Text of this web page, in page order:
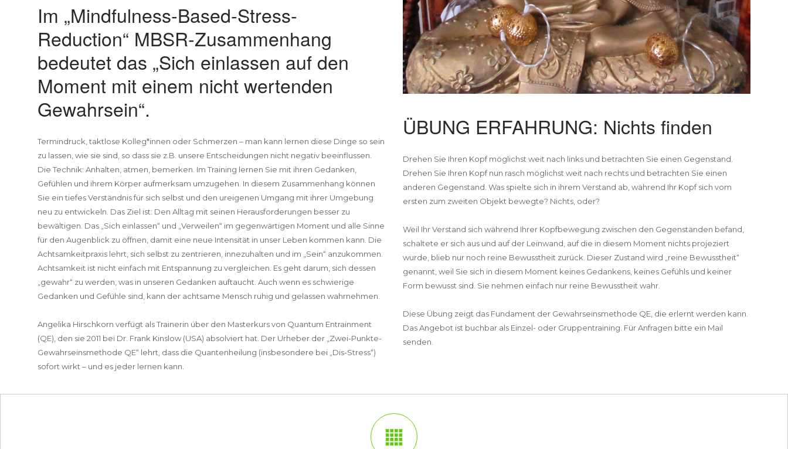
Im „Mindfulness-Based-Stress-
Reduction“ MBSR-Zusammenhang
bedeutet das „Sich einlassen auf den
Moment mit einem nicht wertenden
Gewahrsein“.
Termindruck, taktlose Kolleg*innen oder Schmerzen – man kann lernen diese Dinge so sein
zu lassen, wie sie sind, so dass sie z.B. unsere Entscheidungen nicht negativ beeinflussen.
Die Technik: Anhalten, atmen, bemerken. Im Training lernen Sie mit ihren Gedanken,
Gefühlen und ihrem Körper aufmerksam umzugehen. In diesem Zusammenhang können
Sie ein tiefes Verständnis für sich selbst und den ureigenen Umgang mit ihrer Umgebung
neu zu entwickeln. Das Ziel ist: Den Alltag mit seinen Herausforderungen besser zu
bewältigen. Das „Sich einlassen“ und „Verweilen“ im gegenwärtigen Moment und alle Sinne
für den Augenblick zu öffnen, damit eine neue Intensität in unser Leben kommen kann. Die
Achtsamkeitpraxis lehrt, sich selbst zu zentrieren, innezuhalten und im „Sein“ anzukommen.
Achtsamkeit ist nicht einfach mit Entspannung zu vergleichen. Es geht darum, sich dessen
„gewahr“ zu werden, was in unseren Gedanken auftaucht. Auch wenn es schwierige
Gedanken und Gefühle sind, kann der achtsame Mensch ruhig und gelassen wahrnehmen.
Angelika Hirschkorn verfügt als Trainerin über den Masterkurs von Quantum Entrainment
(QE), den sie 2011 bei Dr. Frank Kinslow (USA) absolviert hat. Der Urheber der „Zwei-Punkte-
Gewahrseinsmethode QE“ lehrt, dass die Quantenheilung (insbesondere bei „Dis-Stress“)
sofort wirkt – und es jeder lernen kann.
ÜBUNG ERFAHRUNG: Nichts finden
Drehen Sie Ihren Kopf möglichst weit nach links und betrachten Sie einen Gegenstand.
Drehen Sie Ihren Kopf nun rasch möglichst weit nach rechts und betrachten Sie einen
anderen Gegenstand. Was spielte sich in ihrem Verstand ab, während Ihr Kopf sich vom
ersten zum zweiten Objekt bewegte? Nichts, oder?
Weil Ihr Verstand sich während Ihrer Kopfbewegung zwischen den Gegenständen befand,
schaltete er sich aus und auf der Leinwand, auf die in diesem Moment nichts projeziert
wurde, blieb nur noch reine Bewusstheit zurück. Dieser Zustand wird „reine Bewusstheit“
genannt, weil Sie sich in diesem Moment keines Gedankens, keines Gefühls und keiner
Form bewusst sind. Sie nehmen einfach nur reine Bewusstheit wahr.
Diese Übung zeigt das Fundament der Gewahrseinsmethode QE, die erlernt werden kann.
Das Angebot ist buchbar als Einzel- oder Gruppentraining. Für Anfragen bitte ein Mail
senden.